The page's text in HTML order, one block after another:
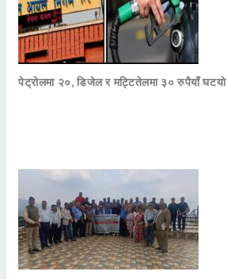
पेट्रोलमा २०, डिजेल र मट्टितेलमा ३० रुपैयाँ घटयो